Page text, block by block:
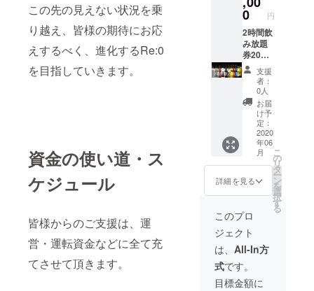
この先の見えない状況を乗
り越え、皆様の期待にお応
えするべく、進化するRe:0
を目指していきます。
資金の使い道・ス
ケジュール
皆様からのご支援は、運
営・運転資金などに全て充
てさせて頂きます。
日
0 円
2時間飲
み放題
券20回
分＋オ
リジナ
ルシャ
ンパン
20本分
（ご来
店時各1
本）提
供。 有
効期
限：
2020年
6月1
日〜
2020年
12月31
日
支援
者：
0人
お届
け予
定：
2020
年06
月
詳細を見る
こ
の
リ
タ
ー
ン
を
選
択
す
る
このプロ
ジェクト
は、 All-In方
式です。
目標金額に